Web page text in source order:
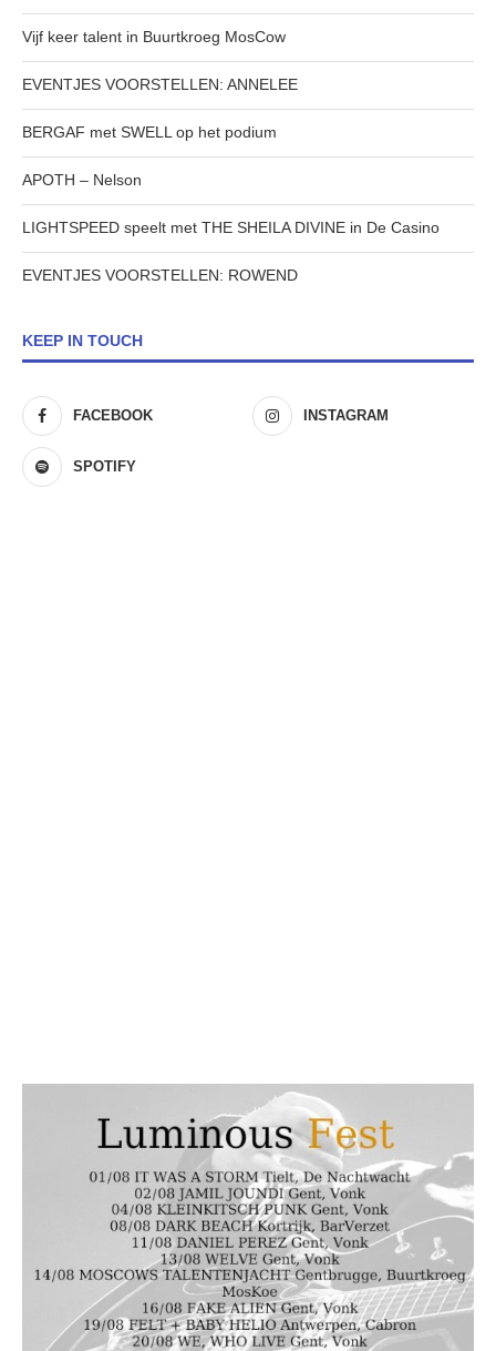
Vijf keer talent in Buurtkroeg MosCow
EVENTJES VOORSTELLEN: ANNELEE
BERGAF met SWELL op het podium
APOTH – Nelson
LIGHTSPEED speelt met THE SHEILA DIVINE in De Casino
EVENTJES VOORSTELLEN: ROWEND
KEEP IN TOUCH
FACEBOOK INSTAGRAM
SPOTIFY